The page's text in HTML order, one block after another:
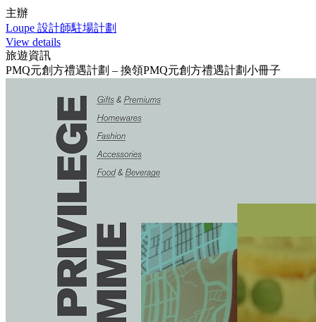
主辦
Loupe 設計師駐場計劃
View details
旅遊資訊
PMQ元創方禮遇計劃 – 換領PMQ元創方禮遇計劃小冊子